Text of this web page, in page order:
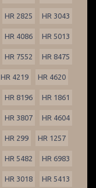
HR 2825 HR 3043
HR 4086 HR 5013
HR 7552 HR 8475
HR 4219 HR 4620
HR 8196 HR 1861
HR 3807 HR 4604
HR 299 HR 1257
HR 5482 HR 6983
HR 3018 HR 5413